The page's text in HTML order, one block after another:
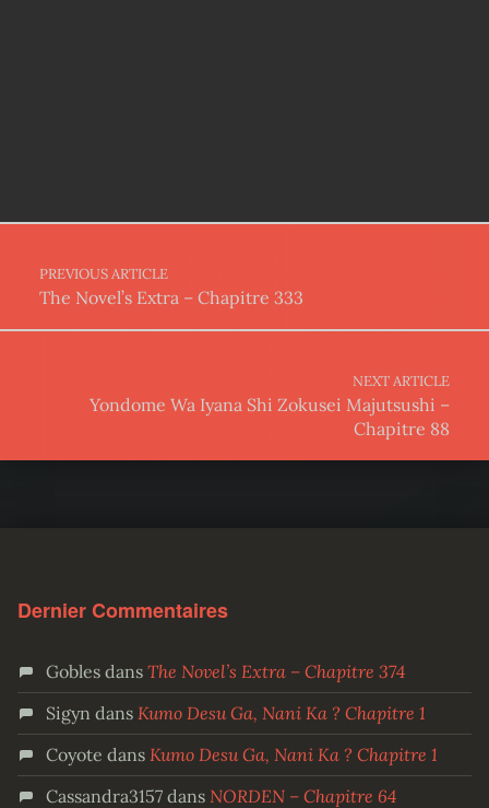
Post navigation
PREVIOUS ARTICLE
The Novel’s Extra – Chapitre 333
NEXT ARTICLE
Yondome Wa Iyana Shi Zokusei Majutsushi –
Chapitre 88
Dernier Commentaires
Goblesdans The Novel’s Extra – Chapitre 374
Sigyn dans Kumo Desu Ga, Nani Ka ? Chapitre 1
Coyote dans Kumo Desu Ga, Nani Ka ? Chapitre 1
Cassandra3157dans NORDEN – Chapitre 64